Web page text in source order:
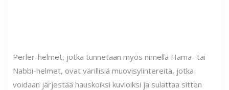
Perler-helmet, jotka tunnetaan myös nimellä Hama- tai
Nabbi-helmet, ovat värillisiä muovisylintereitä, jotka
voidaan järjestää hauskoiksi kuvioiksi ja sulattaa sitten